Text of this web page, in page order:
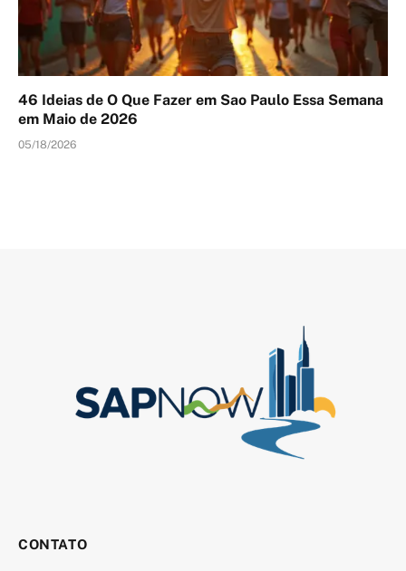
46 Ideias de O Que Fazer em Sao Paulo Essa Semana
em Maio de 2026
05/18/2026
CONTATO